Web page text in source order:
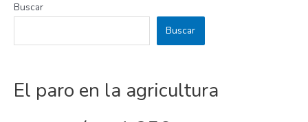
Buscar
Buscar
El paro en la agricultura